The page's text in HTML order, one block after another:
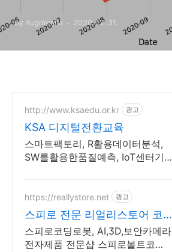
by Augmentia 2020. 12. 31.
http://www.ksaedu.or.kr 광고
KSA 디지털전환교육
스마트팩토리, R활용데이터분석,
SW를활용한품질예측, IoT센터기
https://reallystore.net 광고
스피로 전문 리얼리스토어 코
딩교육을 쉽고 재밌게
스피로코딩로봇, AI,3D,보안카메라
전자제품 전문샵 스피로볼트코딩